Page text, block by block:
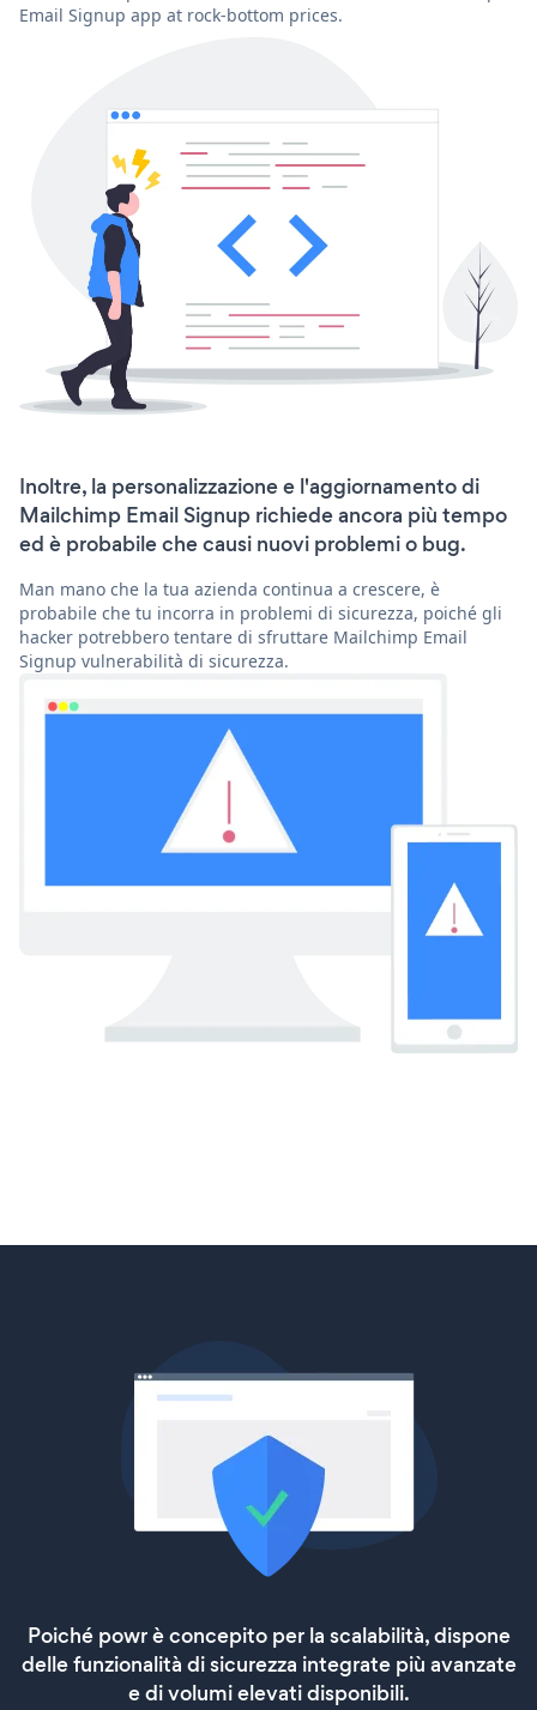
Email Signup app at rock-bottom prices.
Inoltre, la personalizzazione e l'aggiornamento di
Mailchimp Email Signup richiede ancora più tempo
ed è probabile che causi nuovi problemi o bug.
Man mano che la tua azienda continua a crescere, è
probabile che tu incorra in problemi di sicurezza, poiché gli
hacker potrebbero tentare di sfruttare Mailchimp Email
Signup vulnerabilità di sicurezza.
Poiché powr è concepito per la scalabilità, dispone
delle funzionalità di sicurezza integrate più avanzate
e di volumi elevati disponibili.